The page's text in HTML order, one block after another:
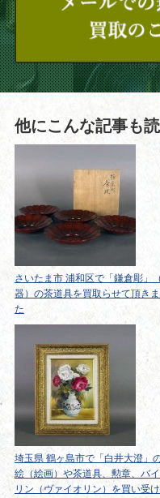
他にこんな記事も
さいたま市 浦和区で「鎌倉彫」
器）の茶道具を買取らせて頂き
た
埼玉県 鶴ヶ島市で「白井大澄」
絵（絵画）や茶道具、勲章、バ
リン（ヴァイオリン）を買い受